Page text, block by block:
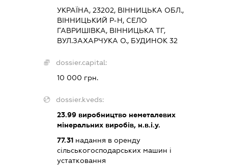
УКРАЇНА, 23202, ВІННИЦЬКА ОБЛ.,
ВІННИЦЬКИЙ Р-Н, СЕЛО
ГАВРИШІВКА, ВІННИЦЬКА ТГ,
ВУЛ.ЗАХАРЧУКА О., БУДИНОК 32
dossier.capital:
10 000 грн.
dossier.kveds:
23.99 виробництво неметалевих
мінеральних виробів, н.в.і.у.
77.31 надання в оренду
сільськогосподарських машин і
устатковання